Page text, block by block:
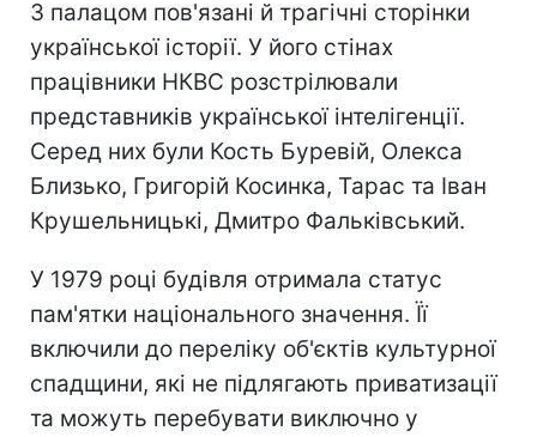
З палацом пов'язані й трагічні сторінки
української історії. У його стінах
працівники НКВС розстрілювали
представників української інтелігенції.
Серед них були Кость Буревій, Олекса
Близько, Григорій Косинка, Тарас та Іван
Крушельницькі, Дмитро Фальківський.
У 1979 році будівля отримала статус
пам'ятки національного значення. Її
включили до переліку об'єктів культурної
спадщини, які не підлягають приватизації
та можуть перебувати виключно у